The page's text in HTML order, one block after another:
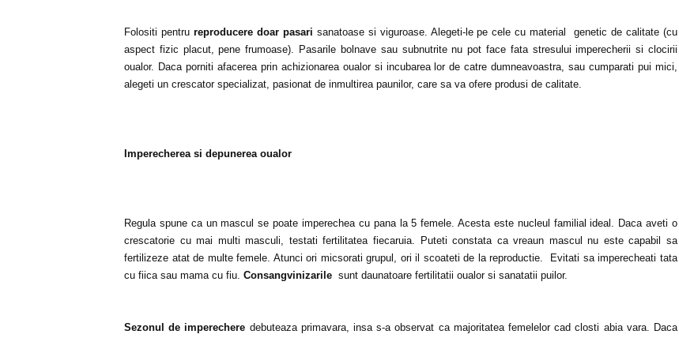
Folositi pentru reproducere doar pasari sanatoase si viguroase. Alegeti-le pe cele cu material genetic de calitate (cu
aspect fizic placut, pene frumoase). Pasarile bolnave sau subnutrite nu pot face fata stresului imperecherii si clocirii
oualor. Daca porniti afacerea prin achizionarea oualor si incubarea lor de catre dumneavoastra, sau cumparati pui mici,
alegeti un crescator specializat, pasionat de inmultirea paunilor, care sa va ofere produsi de calitate.
Imperecherea si depunerea oualor
Regula spune ca un mascul se poate imperechea cu pana la 5 femele. Acesta este nucleul familial ideal. Daca aveti o
crescatorie cu mai multi masculi, testati fertilitatea fiecaruia. Puteti constata ca vreaun mascul nu este capabil sa
fertilizeze atat de multe femele. Atunci ori micsorati grupul, ori il scoateti de la reproductie. Evitati sa imperecheati tata
cu fiica sau mama cu fiu. Consangvinizarile sunt daunatoare fertilitatii oualor si sanatatii puilor.
Sezonul de imperechere debuteaza primavara, insa s-a observat ca majoritatea femelelor cad closti abia vara. Daca